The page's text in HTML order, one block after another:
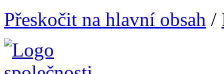
Přeskočit na hlavní obsah /